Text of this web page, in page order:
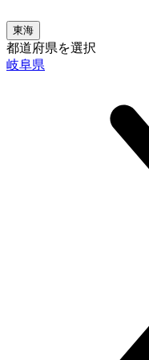
東海
都道府県を選択
岐阜県